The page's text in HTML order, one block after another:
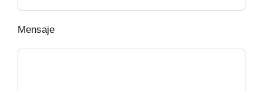
Mensaje